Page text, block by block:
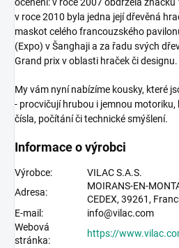
v roce 2010 byla jedna její dřevěná
maskot celého francouzského
(Expo) v Šanghaji a za řadu svých
Grand prix v oblasti hraček či designu.
My vám nyní nabízíme kousky, které
- procvičují hrubou i jemnou motoriku,
čísla, počítání či technické smýšlení.
Informace o výrobci
Výrobce:
VILAC S.A.S.
Adresa:
MOIRANS-EN-
CEDEX, 39261,
E-mail:
info@vilac.com
Webová
stránka:
https://